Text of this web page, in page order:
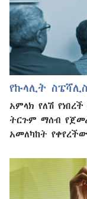
የኩላሊት
አምላክ የለሽ
ትርጉም ማሰብ
አመለካከት